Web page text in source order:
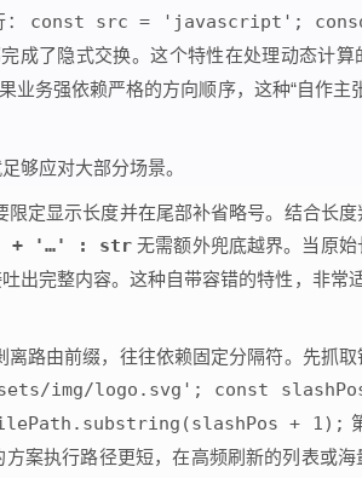
const src = 'javascript';
成了隐式交换。这个特性在处理动态计算
业务强依赖严格的方向顺序，这种“自作主
够应对大部分场景。
定显示长度并在尾部补省略号。结合长
+ '…' : str 无需额外兜底越界。当原
出完整内容。这种自带容错的特性，非常
路由前缀，往往依赖固定分隔符。先抓
img/logo.svg'; const
+ 1);
案执行路径更短，在高频刷新的列表或海